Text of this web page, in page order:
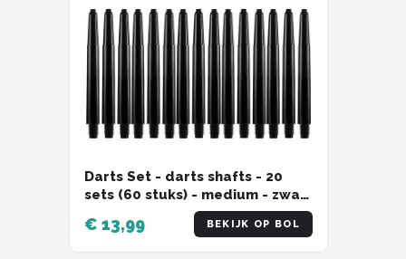
Darts Set - darts shafts - 20
sets (60 stuks) - medium - zwart
- dart shafts - shafts
€ 13,99 BEKIJK OP BOL